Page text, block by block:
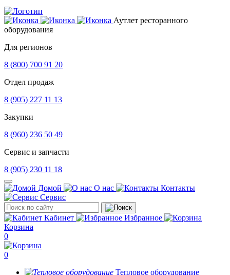
Аутлет ресторанного
оборудования
Для регионов
8 (800) 700 91 20
Отдел продаж
8 (905) 227 11 13
Закупки
8 (960) 236 50 49
Сервис и запчасти
8 (905) 230 11 18
Домой О нас
Контакты
Сервис
Кабинет
Избранное
Корзина
0
0
Тепловое оборудование